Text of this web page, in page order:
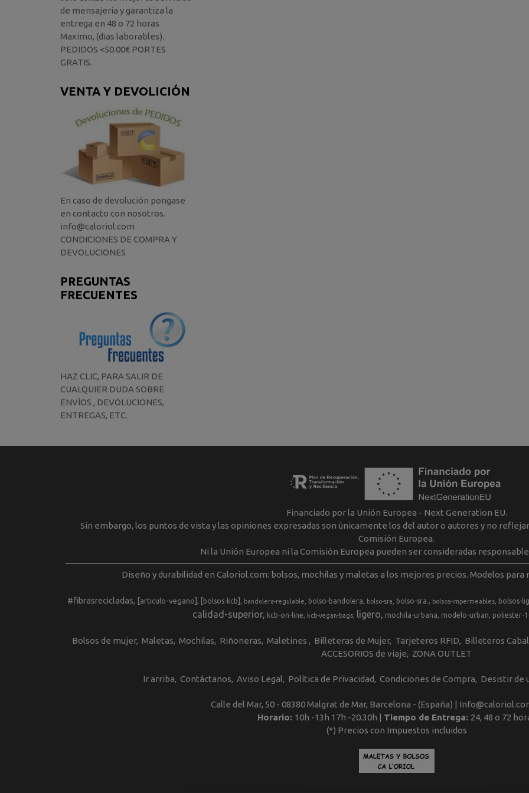
de mensajería y garantiza la
entrega en 48 o 72 horas
Maximo, (dias laborables).
PEDIDOS <50.00€ PORTES
GRATIS.
VENTA Y DEVOLICIÓN
En caso de devolución pongase
en contacto con nosotros.
info@caloriol.com
CONDICIONES DE COMPRA Y
DEVOLUCIONES
PREGUNTAS
FRECUENTES
HAZ CLIC, PARA SALIR DE
CUALQUIER DUDA SOBRE
ENVÍOS , DEVOLUCIONES,
ENTREGAS, ETC.
Financiado por la Unión Europea - Next Generation EU.
Sin embargo, los puntos de vista y las opiniones expresadas son únicamente los del autor o autores y no
Comisión Europea.
Ni la Unión Europea ni la Comisión Europea pueden ser consideradas
Diseño y durabilidad en Caloriol.com: bolsos, mochilas y maletas a los mejores precios. Modelos para
#fibrasrecicladas [articulo-vegano] [bolsos-kcb] bandolera-regulable bolso-bandolera bolso-sra bolso-sra. bolsos-impermeables bolsos-
calidad-superior
kcb-on-line kcb-vegan-bags ligero mochila-urbana modelo-urban poliester-
Bolsos de mujer Maletas Mochilas Riñoneras Maletines Billeteras de Mujer Tarjeteros RFID Billeteros
ACCESORIOS de viaje ZONA OUTLET
Ir arriba Contáctanos Aviso Legal Política de Privacidad Condiciones de Compra Desistir de
Calle del Mar, 50 - 08380 Malgrat de Mar, Barcelona - (España) |
Horario: 10h -13h 17h -20.30h | Tiempo de Entrega: 24, 48 o 72
(*) Precios con Impuestos incluidos